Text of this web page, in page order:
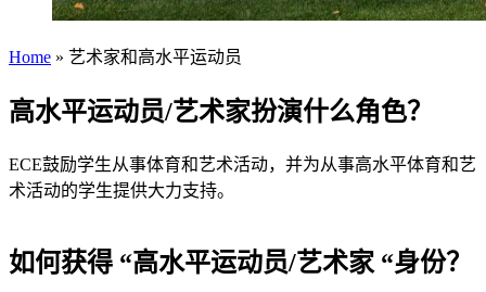
Home » 艺术家和高水平运动员
高水平运动员/艺术家扮演什么角色？
ECE鼓励学生从事体育和艺术活动，并为从事高水平体育和艺
术活动的学生提供大力支持。
如何获得 “高水平运动员/艺术家 “身份？